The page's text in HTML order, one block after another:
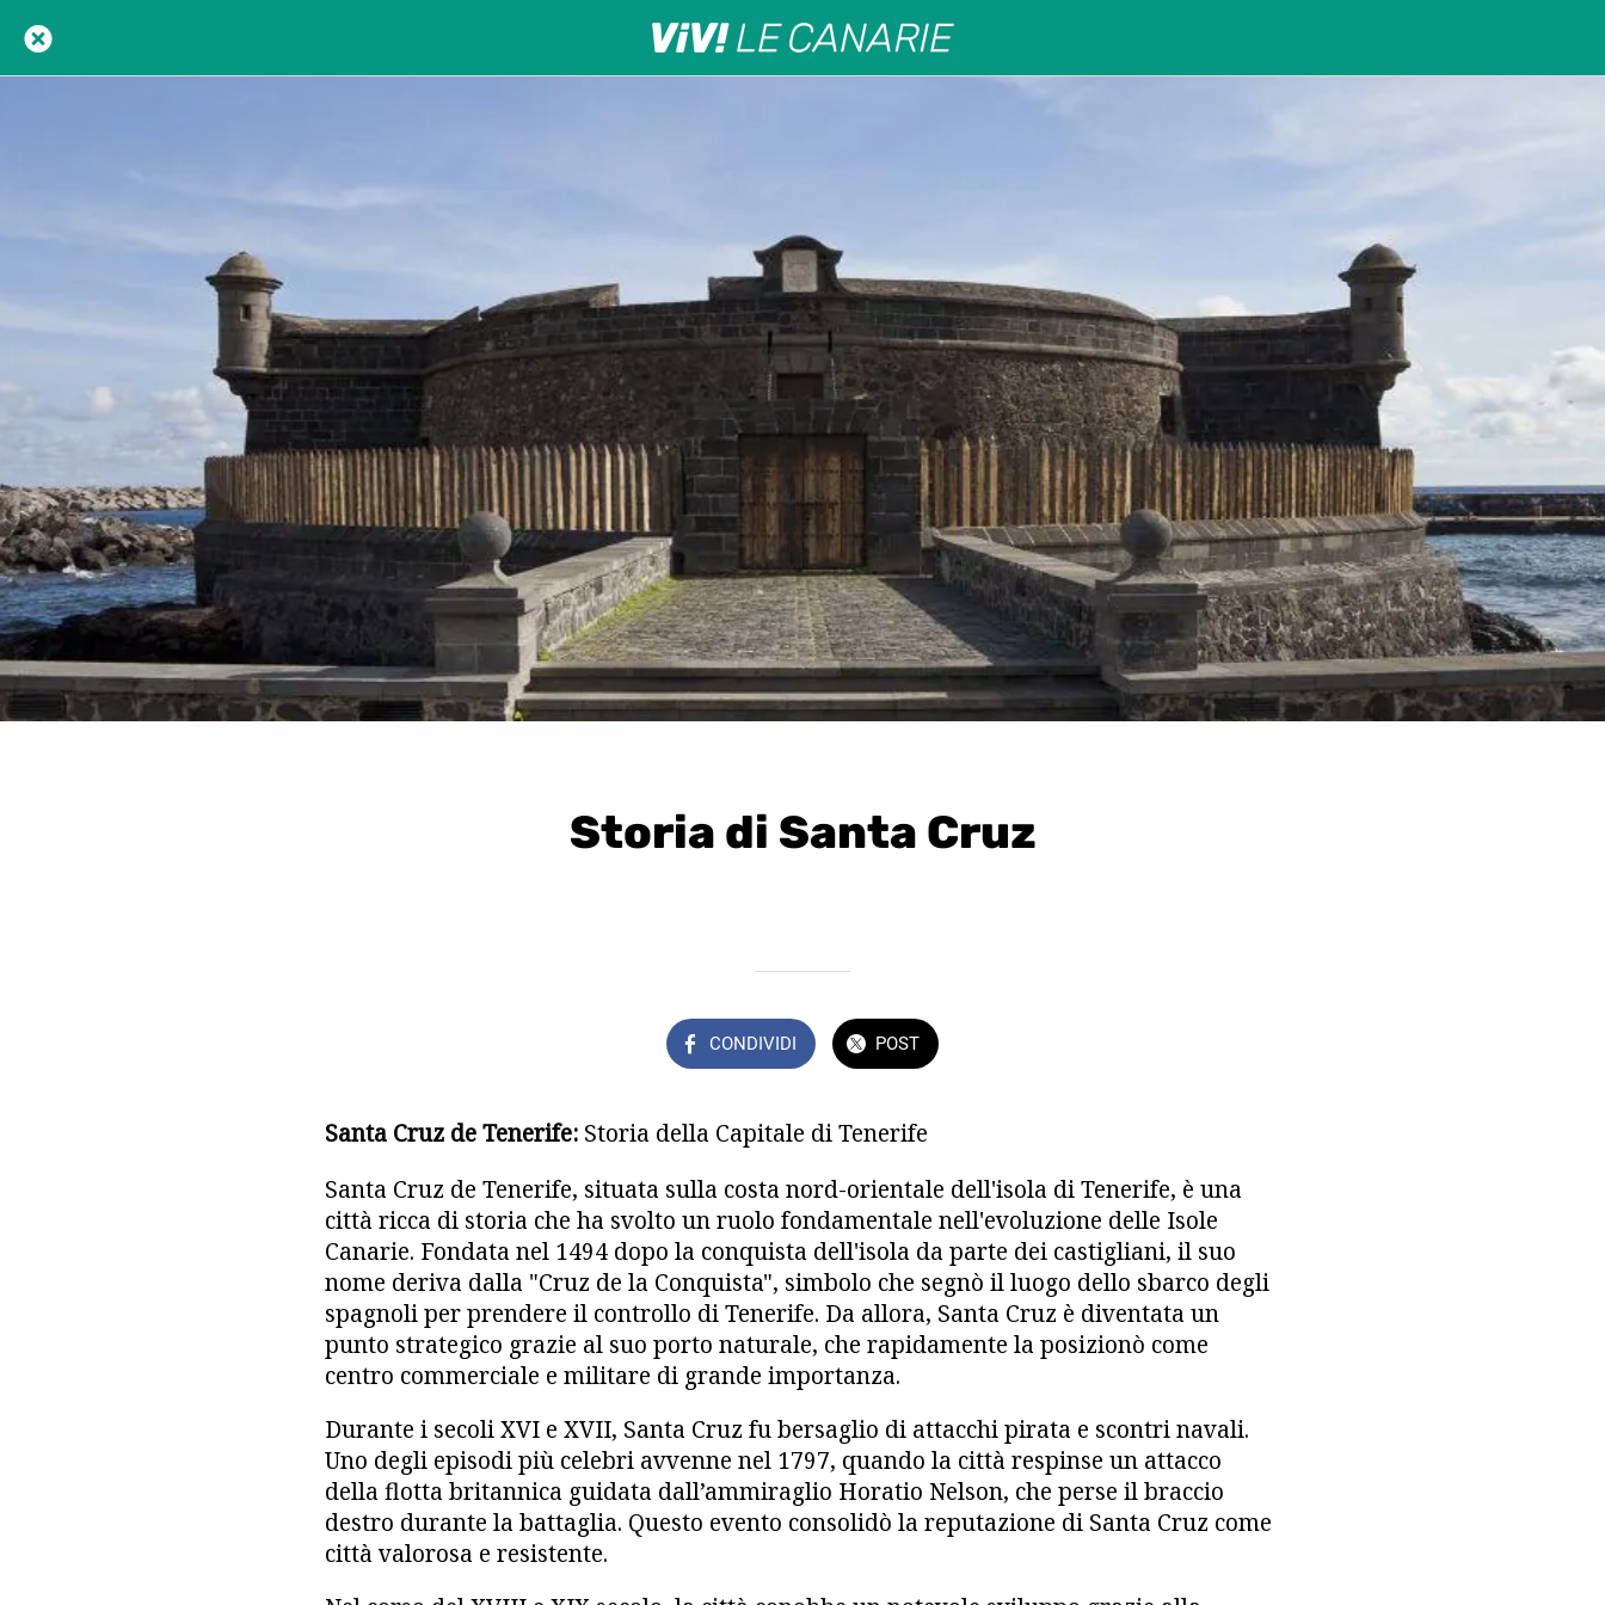
Storia di Santa Cruz
CONDIVIDI POST
Santa Cruz de Tenerife: Storia della Capitale di Tenerife
Santa Cruz de Tenerife, situata sulla costa nord-orientale dell'isola di Tenerife, è una
città ricca di storia che ha svolto un ruolo fondamentale nell'evoluzione delle Isole
Canarie. Fondata nel 1494 dopo la conquista dell'isola da parte dei castigliani, il suo
nome deriva dalla "Cruz de la Conquista", simbolo che segnò il luogo dello sbarco degli
spagnoli per prendere il controllo di Tenerife. Da allora, Santa Cruz è diventata un
punto strategico grazie al suo porto naturale, che rapidamente la posizionò come
centro commerciale e militare di grande importanza.
Durante i secoli XVI e XVII, Santa Cruz fu bersaglio di attacchi pirata e scontri navali.
Uno degli episodi più celebri avvenne nel 1797, quando la città respinse un attacco
della flotta britannica guidata dall’ammiraglio Horatio Nelson, che perse il braccio
destro durante la battaglia. Questo evento consolidò la reputazione di Santa Cruz come
città valorosa e resistente.